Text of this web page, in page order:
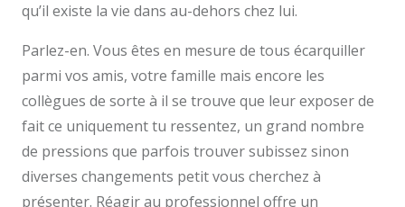
qu’il existe la vie dans au-dehors chez lui.
Parlez-en. Vous êtes en mesure de tous écarquiller
parmi vos amis, votre famille mais encore les
collègues de sorte à il se trouve que leur exposer de
fait ce uniquement tu ressentez, un grand nombre
de pressions que parfois trouver subissez sinon
diverses changements petit vous cherchez à
présenter. Réagir au professionnel offre un